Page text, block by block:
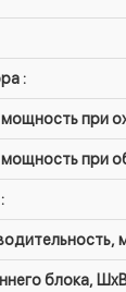
:
при
при
блока,